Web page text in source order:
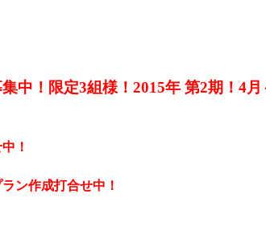
中！限定3組様！2015年 第2期！4
！
ン作成打合せ中 ！